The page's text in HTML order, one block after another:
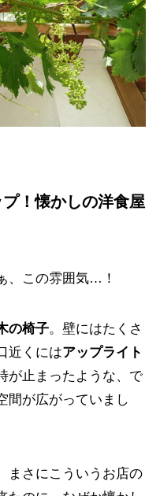
！懐かしの洋食屋
、この雰囲気…！
の椅子。壁にはたくさ
近くにはアップライト
が止まったような、で
間が広がっていまし
まさにこういうお店の